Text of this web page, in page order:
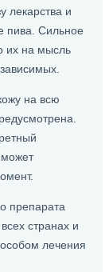
лекарства и
пива. Сильное
их на мысль
на всю
препарата
странах и
лечения